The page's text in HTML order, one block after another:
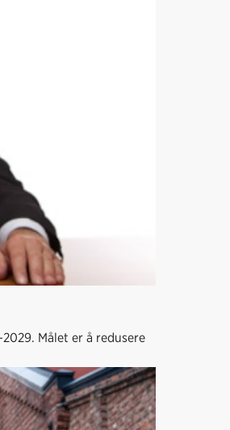
Målet er å redusere